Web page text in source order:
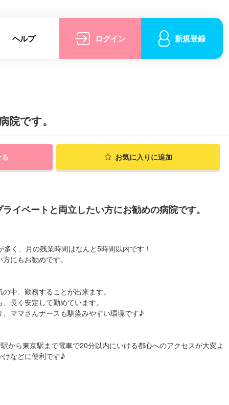
ヘルプ ログイン 新規登録
です。
お気に入りに追加
イベートと両立したい方にお勧めの病院です。
く、月の残業時間はなんと5時間以内です！
にもお勧めです。
中、勤務することが出来ます。
長く安定して勤めています。
ママさんナースも馴染みやすい環境です♪
から東京駅まで電車で20分以内にいける都心へのアクセスが大変よ
けなどに便利です♪